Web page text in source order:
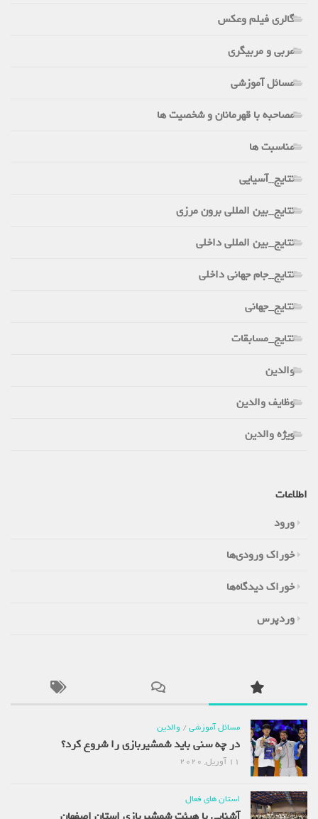
گالری فیلم وعکس
مربی و مربیگری
مسائل آموزشی
مصاحبه با قهرمانان و شخصیت ها
مناسبت ها
نتایج_آسیایی
نتایج_بین المللی برون مرزی
نتایج_بین المللی داخلی
نتایج_جام جهانی داخلی
نتایج_جهانی
نتایج_مسابقات
والدین
وظایف والدین
ویژه والدین
اطلاعات
ورود
خوراک ورودی‌ها
خوراک دیدگاه‌ها
وردپرس
مسائل آموزشی/والدین
در چه سنی باید شمشیربازی را شروع کرد؟
استان های فعال